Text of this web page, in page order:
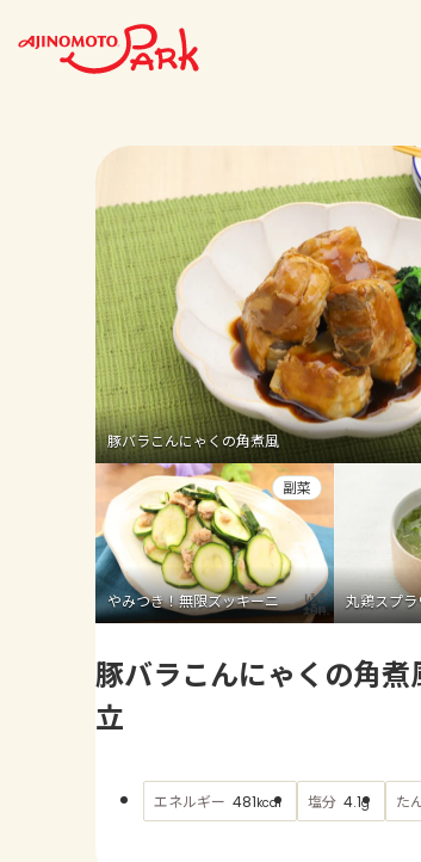
豚バラこんにゃくの角煮風
やみつき！無限ズッキーニ
副菜
丸鶏スプ
豚バラこんにゃくの角煮
立
エネルギー 481kcal 塩分 4.1g た